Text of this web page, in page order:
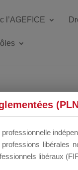
l’AGEFICE
libérales
libéraux